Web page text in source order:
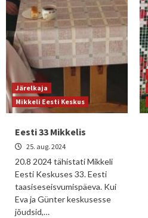
Järelkaja
Mikkeli Eesti Keskus
Eesti 33 Mikkelis
25. aug. 2024
20.8 2024 tähistati Mikkeli
Eesti Keskuses 33. Eesti
taasiseseisvumispäeva. Kui
Eva ja Günter keskusesse
jõudsid,…